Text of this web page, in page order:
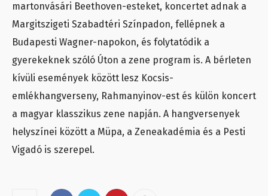
martonvásári Beethoven-esteket, koncertet adnak a
Margitszigeti Szabadtéri Színpadon, fellépnek a
Budapesti Wagner-napokon, és folytatódik a
gyerekeknek szóló Úton a zene program is. A bérleten
kívüli események között lesz Kocsis-
emlékhangverseny, Rahmanyinov-est és külön koncert
a magyar klasszikus zene napján. A hangversenyek
helyszínei között a Müpa, a Zeneakadémia és a Pesti
Vigadó is szerepel.